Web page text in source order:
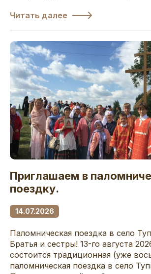
Читать далее
Приглашаем в
поездку.
14.07.2026
Паломническая поездка в село
Братья и сестры! 13-го августа
состоится традиционная (уже
паломническая поездка в село